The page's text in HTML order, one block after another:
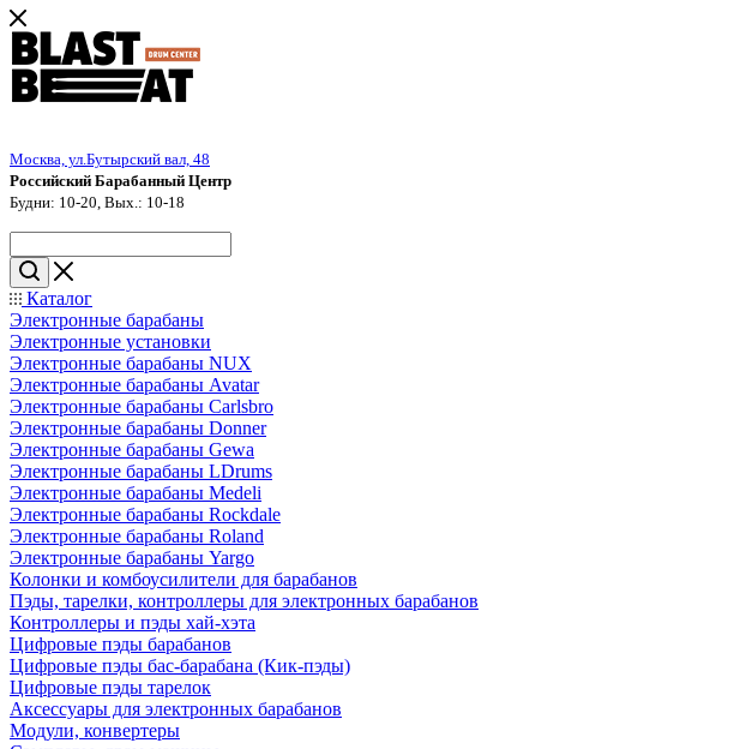
Москва, ул.Бутырский вал, 48
Российский Барабанный Центр
Будни: 10-20, Вых.: 10-18
Каталог
Электронные барабаны
Электронные установки
Электронные барабаны NUX
Электронные барабаны Avatar
Электронные барабаны Carlsbro
Электронные барабаны Donner
Электронные барабаны Gewa
Электронные барабаны LDrums
Электронные барабаны Medeli
Электронные барабаны Rockdale
Электронные барабаны Roland
Электронные барабаны Yargo
Колонки и комбоусилители для барабанов
Пэды, тарелки, контроллеры для электронных барабанов
Контроллеры и пэды хай-хэта
Цифровые пэды барабанов
Цифровые пэды бас-барабана (Кик-пэды)
Цифровые пэды тарелок
Аксессуары для электронных барабанов
Модули, конвертеры